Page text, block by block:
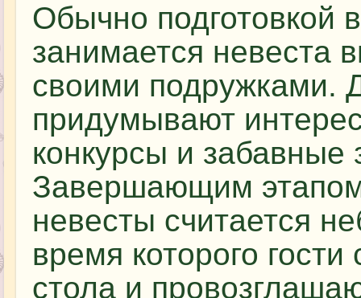
Обычно подготовкой
занимается невеста
своими подружками.
придумывают
конкурсы и забавные
Завершающим
невесты считается
время которого
стола и